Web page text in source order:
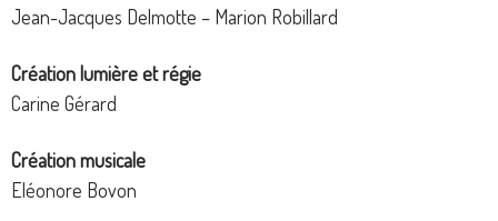
Jean-Jacques Delmotte – Marion Robillard
Création lumière et régie
Carine Gérard
Création musicale
Eléonore Bovon